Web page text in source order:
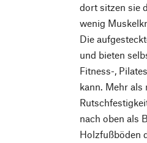
dort sitzen sie
wenig
Die
und bieten
Fitness-,
kann. Mehr als
nach oben als
Holzfußböden